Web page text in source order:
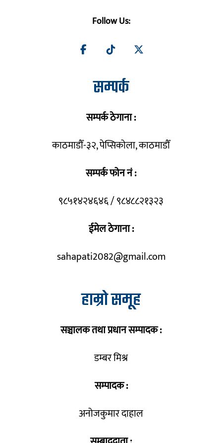
Follow Us:
सम्पर्क
सम्पर्क ठेगाना :
काठमाडौँ-३२, पेप्सिकोला, काठमाडौँ
सम्पर्क फोन नं :
९८५१४२४६४६ / ९८४८८२१३२३
ईमेल ठेगाना :
sahapati2082@gmail.com
हाम्रो समूह
सञ्चालक तथा प्रधान सम्पादक :
डम्बर मिश्र
सम्पादक :
अनोजकुमार दाहाल